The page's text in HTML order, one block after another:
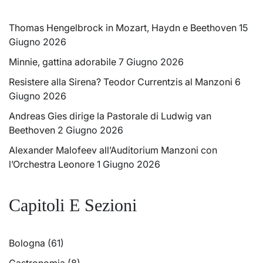
Thomas Hengelbrock in Mozart, Haydn e Beethoven 15
Giugno 2026
Minnie, gattina adorabile 7 Giugno 2026
Resistere alla Sirena? Teodor Currentzis al Manzoni 6
Giugno 2026
Andreas Gies dirige la Pastorale di Ludwig van
Beethoven 2 Giugno 2026
Alexander Malofeev all’Auditorium Manzoni con
l’Orchestra Leonore 1 Giugno 2026
Capitoli E Sezioni
Bologna (61)